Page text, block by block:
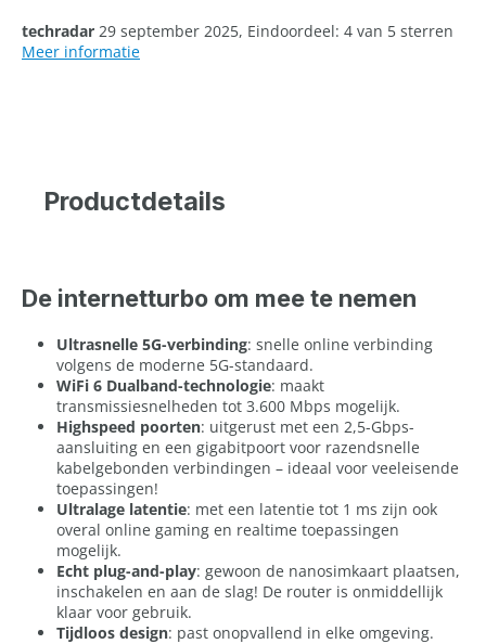
techradar 29 september 2025, Eindoordeel: 4 van 5 sterren
Meer informatie
Productdetails
De internetturbo om mee te nemen
Ultrasnelle 5G-verbinding: snelle online verbinding
volgens de moderne 5G-standaard.
WiFi 6 Dualband-technologie: maakt
transmissiesnelheden tot 3.600 Mbps mogelijk.
Highspeed poorten: uitgerust met een 2,5-Gbps-
aansluiting en een gigabitpoort voor razendsnelle
kabelgebonden verbindingen – ideaal voor veeleisende
toepassingen!
Ultralage latentie: met een latentie tot 1 ms zijn ook
overal online gaming en realtime toepassingen
mogelijk.
Echt plug-and-play: gewoon de nanosimkaart plaatsen,
inschakelen en aan de slag! De router is onmiddellijk
klaar voor gebruik.
Tijdloos design: past onopvallend in elke omgeving.